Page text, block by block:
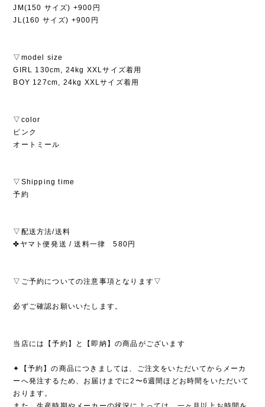
JM(150 サイズ) +900円
JL(160 サイズ) +900円
▽model size
GIRL 130cm, 24kg XXLサイズ着用
BOY 127cm, 24kg XXLサイズ着用
▽color
ピンク
オートミール
▽Shipping time
予約
▽配送方法/送料
✤ヤマト便発送 / 送料一律 580円
▽ご予約についての注意事項となります▽
必ずご確認お願いいたします。
当店には【予約】と【即納】の商品がございます
✦【予約】の商品につきましては、ご注文をいただいてからメーカ
ーへ発注するため、お届けまでに2〜6週間ほどお時間をいただいて
おります。